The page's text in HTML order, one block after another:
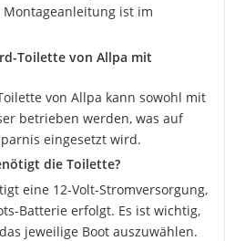
ist im
Toilette von Allpa mit
von Allpa kann sowohl mit
betrieben werden, was auf
eingesetzt wird.
die Toilette?
eine 12-Volt-Stromversorgung,
Batterie erfolgt. Es ist wichtig,
jeweilige Boot auszuwählen.